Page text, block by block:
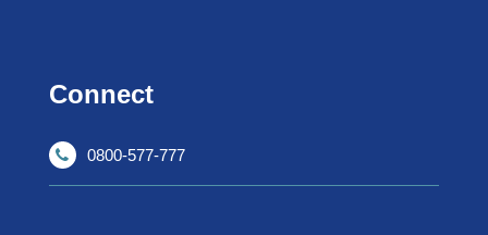
Connect
0800-577-777